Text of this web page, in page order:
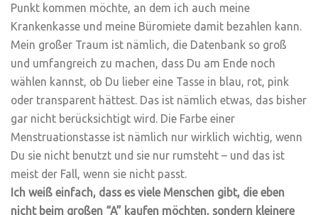
Punkt kommen möchte, an dem ich auch meine
Krankenkasse und meine Büromiete damit bezahlen kann.
Mein großer Traum ist nämlich, die Datenbank so groß
und umfangreich zu machen, dass Du am Ende noch
wählen kannst, ob Du lieber eine Tasse in blau, rot, pink
oder transparent hättest. Das ist nämlich etwas, das bisher
gar nicht berücksichtigt wird. Die Farbe einer
Menstruationstasse ist nämlich nur wirklich wichtig, wenn
Du sie nicht benutzt und sie nur rumsteht – und das ist
meist der Fall, wenn sie nicht passt.
Ich weiß einfach, dass es viele Menschen gibt, die eben
nicht beim großen “A” kaufen möchten, sondern kleinere